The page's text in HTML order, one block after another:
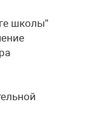
школы”